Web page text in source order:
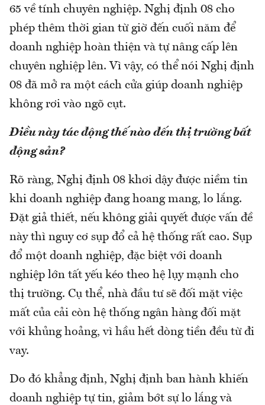
65 về tính chuyên nghiệp. Nghị định 08 cho
phép thêm thời gian từ giờ đến cuối năm để
doanh nghiệp hoàn thiện và tự nâng cấp lên
chuyên nghiệp lên. Vì vậy, có thể nói Nghị định
08 đã mở ra một cách cửa giúp doanh nghiệp
không rơi vào ngõ cụt.
Điều này tác động thế nào đến thị trường bất
động sản?
Rõ ràng, Nghị định 08 khơi dậy được niềm tin
khi doanh nghiệp đang hoang mang, lo lắng.
Đặt giả thiết, nếu không giải quyết được vấn đề
này thì nguy cơ sụp đổ cả hệ thống rất cao. Sụp
đổ một doanh nghiệp, đặc biệt với doanh
nghiệp lớn tất yếu kéo theo hệ lụy mạnh cho
thị trường. Cụ thể, nhà đầu tư sẽ đối mặt việc
mất của cải còn hệ thống ngân hàng đối mặt
với khủng hoảng, vì hầu hết dòng tiền đều từ đi
vay.
Do đó khẳng định, Nghị định ban hành khiến
doanh nghiệp tự tin, giảm bớt sự lo lắng và